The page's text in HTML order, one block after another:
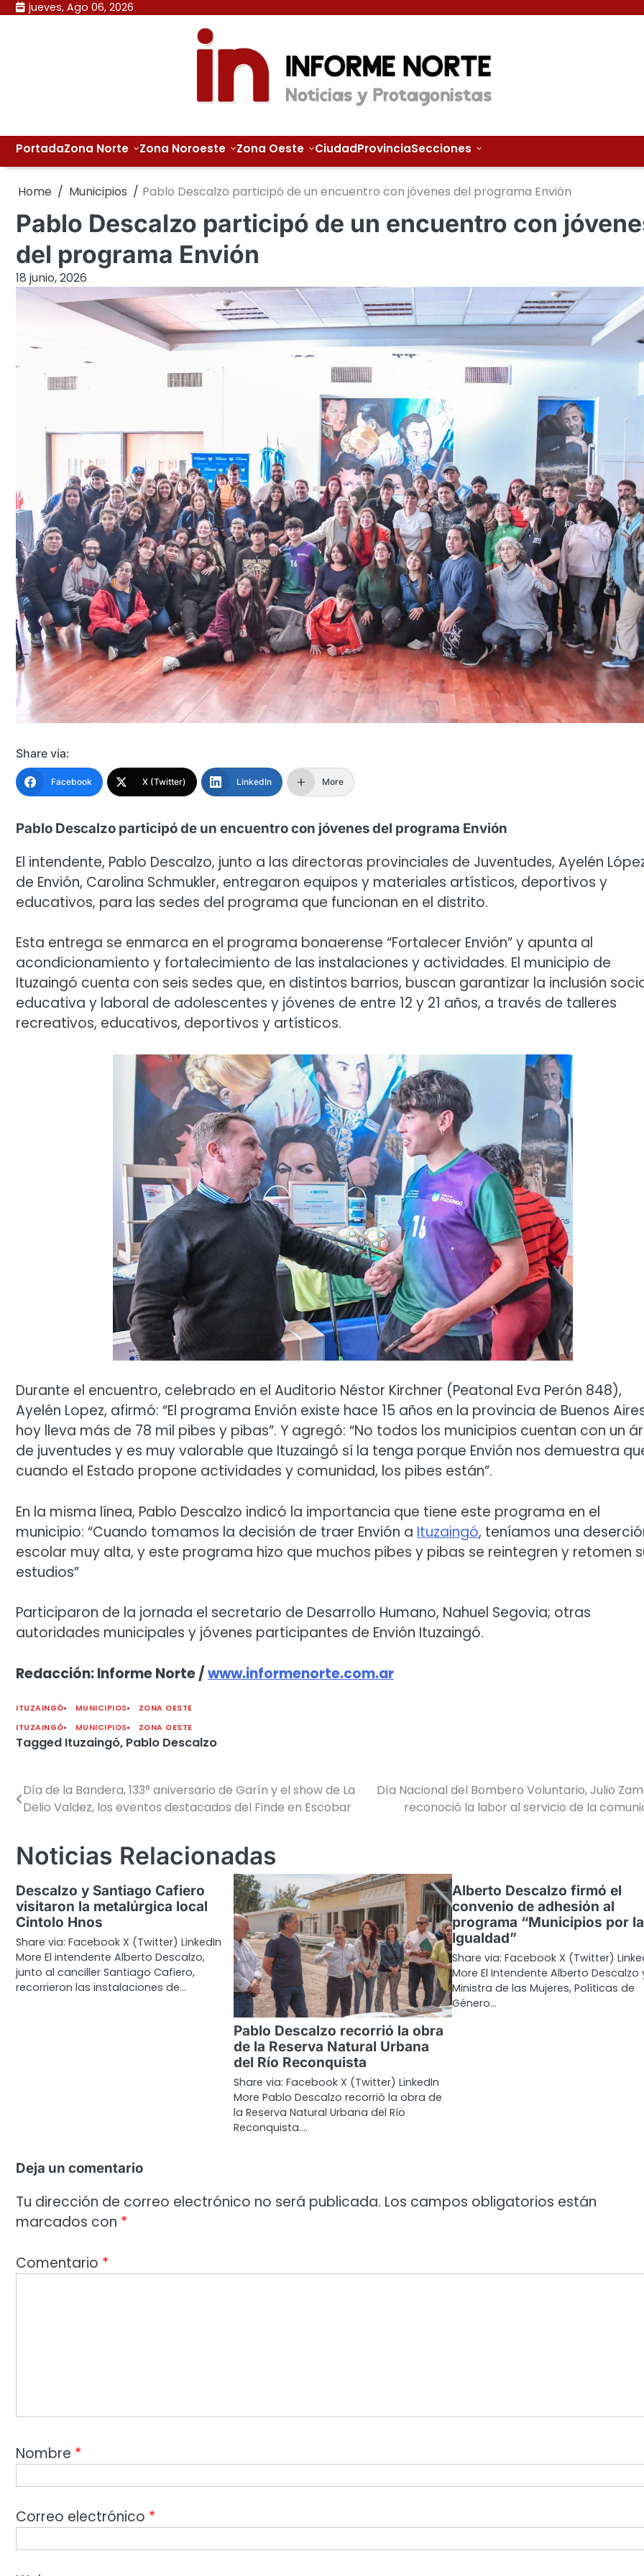
Skip jueves, Ago 06, 2026
PortadaZona Norte Zona Noroeste Zona Oeste CiudadProvinciaSecciones
Home Municipios Pablo Descalzo participó de un encuentro con jóvenes del programa Envión
Pablo Descalzo participó de un encuentro con
del programa Envión
18 junio, 2026
Share via:
Facebook X (Twitter) LinkedIn More
Pablo Descalzo participó de un encuentro con jóvenes del programa Envión
El intendente, Pablo Descalzo, junto a las directoras provinciales de Juventudes, Ayelén
de Envión, Carolina Schmukler, entregaron equipos y materiales artísticos, deportivos y
educativos, para las sedes del programa que funcionan en el distrito.
Esta entrega se enmarca en el programa bonaerense “Fortalecer Envión” y apunta al
acondicionamiento y fortalecimiento de las instalaciones y actividades. El municipio de
Ituzaingó cuenta con seis sedes que, en distintos barrios, buscan garantizar la inclusión
educativa y laboral de adolescentes y jóvenes de entre 12 y 21 años, a través de talleres
recreativos, educativos, deportivos y artísticos.
Durante el encuentro, celebrado en el Auditorio Néstor Kirchner (Peatonal Eva Perón 848),
Ayelén Lopez, afirmó: “El programa Envión existe hace 15 años en la provincia de Buenos
hoy lleva más de 78 mil pibes y pibas”. Y agregó: “No todos los municipios cuentan con un
de juventudes y es muy valorable que Ituzaingó sí la tenga porque Envión nos demuestra
cuando el Estado propone actividades y comunidad, los pibes están”.
En la misma línea, Pablo Descalzo indicó la importancia que tiene este programa en el
municipio: “Cuando tomamos la decisión de traer Envión a Ituzaingó, teníamos una
escolar muy alta, y este programa hizo que muchos pibes y pibas se reintegren y retomen
estudios”
Participaron de la jornada el secretario de Desarrollo Humano, Nahuel Segovia; otras
autoridades municipales y jóvenes participantes de Envión Ituzaingó.
Redacción: Informe Norte /www.informenorte.com.ar
ITUZAINGÓ MUNICIPIOS
ZONA OESTE
ITUZAINGÓ
MUNICIPIOS ZONA OESTE
Tagged Ituzaingó, Pablo Descalzo
Navegación
entradas
Día de la Bandera, 133° aniversario de Garín y el show de La
Delio Valdez, los eventos destacados del Finde en Escobar
Día Nacional del Bombero Voluntario, Julio
reconoció la labor al servicio de la
Noticias Relacionadas
Descalzo y Santiago Cafiero
visitaron la metalúrgica local
Cintolo Hnos
Share via: Facebook X (Twitter) LinkedIn
More El intendente Alberto Descalzo,
junto al canciller Santiago Cafiero,
recorrieron las instalaciones de…
Pablo Descalzo recorrió la obra
de la Reserva Natural Urbana
del Río Reconquista
Share via: Facebook X (Twitter) LinkedIn
More Pablo Descalzo recorrió la obra de
la Reserva Natural Urbana del Río
Reconquista.…
Alberto Descalzo firmó el
convenio de adhesión al
programa “Municipios por la
Igualdad”
Share via: Facebook X (Twitter)
More El Intendente Alberto Descalzo
Ministra de las Mujeres, Políticas de
Género…
Deja un comentario
Tu dirección de correo electrónico no será publicada. Los campos obligatorios están
marcados con *
Comentario *
Nombre *
Correo electrónico *